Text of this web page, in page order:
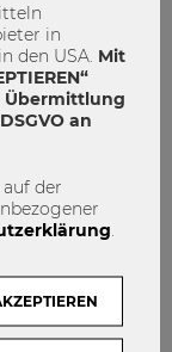
Soziöökonomie
in
den USA. Mit
Übermittlung
an
der